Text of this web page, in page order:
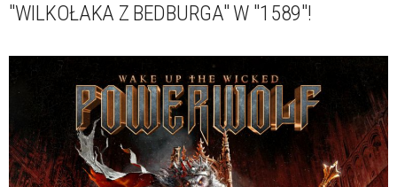
"WILKOŁAKA Z BEDBURGA" W "1589"!